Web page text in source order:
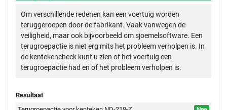
Om verschillende redenen kan een voertuig worden
teruggeroepen door de fabrikant. Vaak vanwegen de
veiligheid, maar ook bijvoorbeeld om sjoemelsoftware. Een
terugroepactie is niet erg mits het probleem verholpen is. In
de kentekencheck kunt u zien of het voertuig een
terugroepactie had en of het probleem verholpen is.
Resultaat